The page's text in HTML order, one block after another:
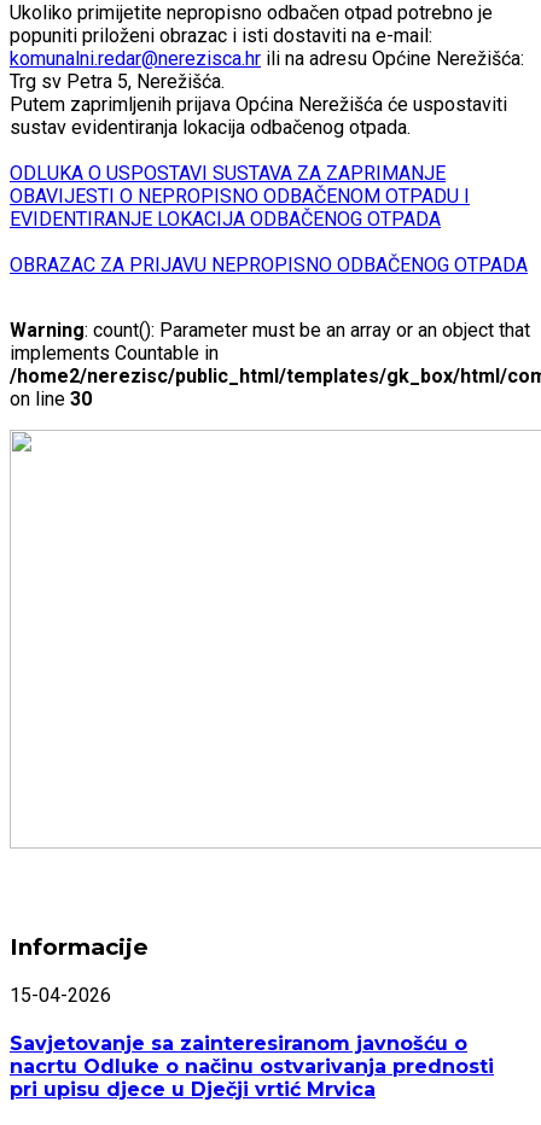
Ukoliko primijetite nepropisno odbačen otpad potrebno je
popuniti priloženi obrazac i isti dostaviti na e-mail:
komunalni.redar@nerezisca.hr ili na adresu Općine Nerežišća:
Trg sv Petra 5, Nerežišća.
Putem zaprimljenih prijava Općina Nerežišća će uspostaviti
sustav evidentiranja lokacija odbačenog otpada.
ODLUKA O USPOSTAVI SUSTAVA ZA ZAPRIMANJE
OBAVIJESTI O NEPROPISNO ODBAČENOM OTPADU I
EVIDENTIRANJE LOKACIJA ODBAČENOG OTPADA
OBRAZAC ZA PRIJAVU NEPROPISNO ODBAČENOG OTPADA
Warning: count(): Parameter must be an array or an object that
implements Countable in
/home2/nerezisc/public_html/templates/gk_box/html/
on line 30
Informacije
15-04-2026
Savjetovanje sa zainteresiranom javnošću o
nacrtu Odluke o načinu ostvarivanja prednosti
pri upisu djece u Dječji vrtić Mrvica